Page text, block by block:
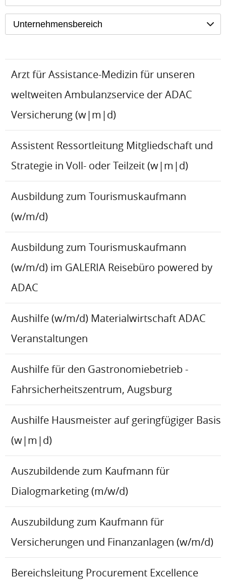
Unternehmensbereich
Arzt für Assistance-Medizin für unseren
weltweiten Ambulanzservice der ADAC
Versicherung (w|m|d)
Assistent Ressortleitung Mitgliedschaft und
Strategie in Voll- oder Teilzeit (w|m|d)
Ausbildung zum Tourismuskaufmann
(w/m/d)
Ausbildung zum Tourismuskaufmann
(w/m/d) im GALERIA Reisebüro powered by
ADAC
Aushilfe (w/m/d) Materialwirtschaft ADAC
Veranstaltungen
Aushilfe für den Gastronomiebetrieb -
Fahrsicherheitszentrum, Augsburg
Aushilfe Hausmeister auf geringfügiger Basis
(w|m|d)
Auszubildende zum Kaufmann für
Dialogmarketing (m/w/d)
Auszubildung zum Kaufmann für
Versicherungen und Finanzanlagen (w/m/d)
Bereichsleitung Procurement Excellence